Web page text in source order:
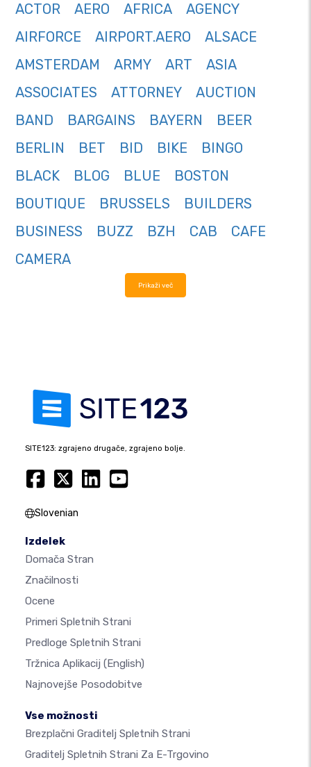
ACTOR
AERO AFRICA
AGENCY
AIRFORCE
AIRPORT.AERO
ALSACE
AMSTERDAM
ARMY ART
ASIA
ASSOCIATES
ATTORNEY
AUCTION
BAND
BARGAINS BAYERN
BEER
BERLIN
BET BID BIKE
BINGO
BLACK
BLOG BLUE
BOSTON
BOUTIQUE
BRUSSELS
BUILDERS
BUSINESS
BUZZ BZH CAB
CAFE
CAMERA
Prikaži več
SITE123: zgrajeno drugače, zgrajeno bolje.
Slovenian
Izdelek
Domača Stran
Značilnosti
Ocene
Primeri Spletnih Strani
Predloge Spletnih Strani
Tržnica Aplikacij (English)
Najnovejše Posodobitve
Vse možnosti
Brezplačni Graditelj Spletnih Strani
Graditelj Spletnih Strani Za E-Trgovino